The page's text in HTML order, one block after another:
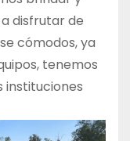
disfrutar de
cómodos, ya
tenemos
instituciones